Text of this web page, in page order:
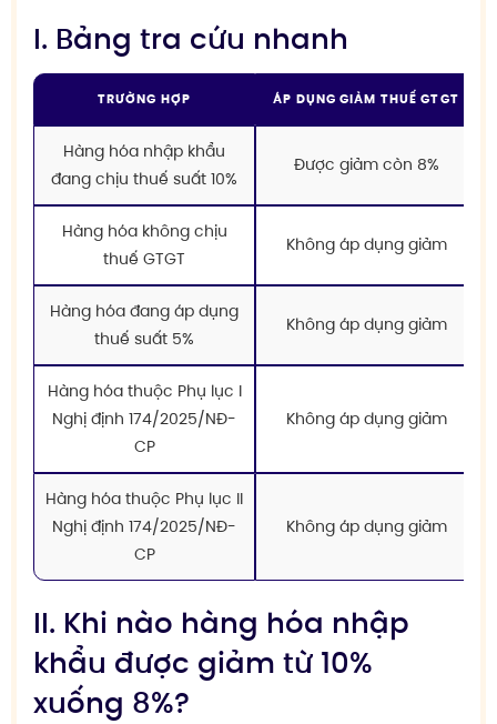
I. Bảng tra cứu nhanh
TRƯỜNG HỢP ÁP DỤNG GIẢM THUẾ GTGT
Hàng hóa nhập khẩu
đang chịu thuế suất 10%
Được giảm còn 8%
Hàng hóa không chịu
thuế GTGT
Không áp dụng giảm
Hàng hóa đang áp dụng
thuế suất 5%
Không áp dụng giảm
Hàng hóa thuộc Phụ lục I
Nghị định 174/2025/NĐ-
CP
Không áp dụng giảm
Hàng hóa thuộc Phụ lục II
Nghị định 174/2025/NĐ-
CP
Không áp dụng giảm
II. Khi nào hàng hóa nhập
khẩu được giảm từ 10%
xuống 8%?